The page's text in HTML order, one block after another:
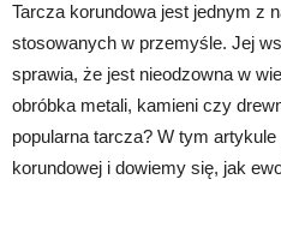
Tarcza korundowa jest jednym z
stosowanych w przemyśle. Jej
sprawia, że jest nieodzowna w
obróbka metali, kamieni czy
popularna tarcza? W tym
korundowej i dowiemy się, jak